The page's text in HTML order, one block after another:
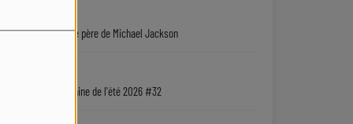
Une série sur le père de Michael Jackson
La playlist urbaine de l'été 2026 #32